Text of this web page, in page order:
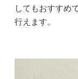
してもおすすめ
行えます。